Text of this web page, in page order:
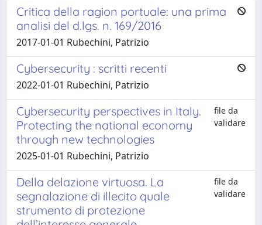
Critica della ragion portuale: una prima
analisi del d.lgs. n. 169/2016
2017-01-01 Rubechini, Patrizio
Cybersecurity : scritti recenti
2022-01-01 Rubechini, Patrizio
Cybersecurity perspectives in Italy.
Protecting the national economy
through new technologies
file da
validare
2025-01-01 Rubechini, Patrizio
Della delazione virtuosa. La
segnalazione di illecito quale
strumento di protezione
file da
validare